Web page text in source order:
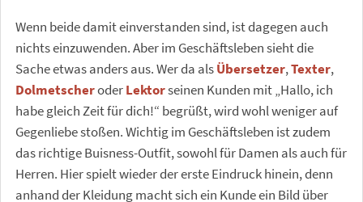
Wenn beide damit einverstanden sind, ist dagegen auch
nichts einzuwenden. Aber im Geschäftsleben sieht die
Sache etwas anders aus. Wer da alsÜbersetzer,Texter,
DolmetscheroderLektorseinen Kunden mit „Hallo, ich
habe gleich Zeit für dich!“ begrüßt, wird wohl weniger auf
Gegenliebe stoßen. Wichtig im Geschäftsleben ist zudem
das richtige Buisness-Outfit, sowohl für Damen als auch für
Herren. Hier spielt wieder der erste Eindruck hinein, denn
anhand der Kleidung macht sich ein Kunde ein Bild über